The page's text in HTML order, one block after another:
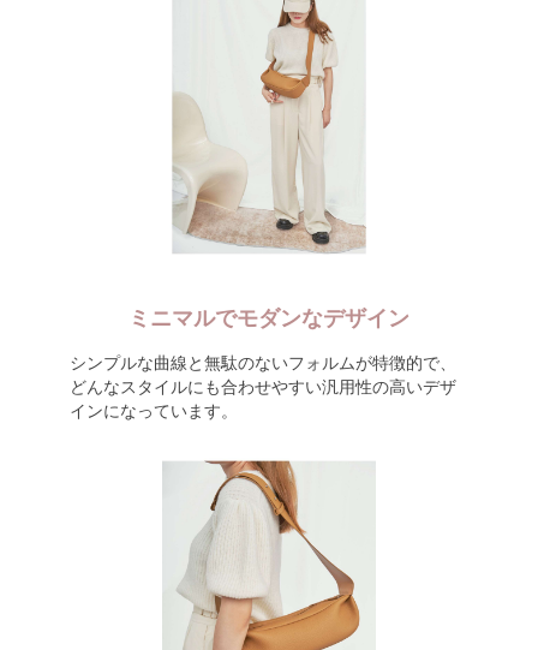
ミニマルでモダンなデザイン
シンプルな曲線と無駄のないフォルムが特徴的で、
どんなスタイルにも合わせやすい汎用性の高いデザ
インになっています。